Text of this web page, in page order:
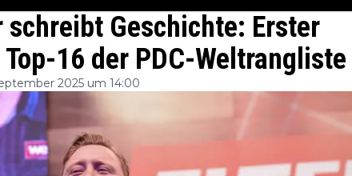
Geschichte: Erster
16 der PDC-Weltrangliste
2025 um 14:00